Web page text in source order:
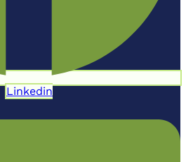
Linkedin